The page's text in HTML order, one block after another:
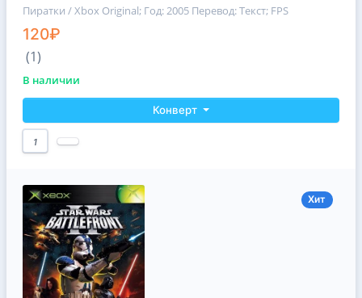
Пиратки / Xbox Original; Год: 2005 Перевод: Текст; FPS
120₽
(1)
В наличии
Конверт
1
Хит